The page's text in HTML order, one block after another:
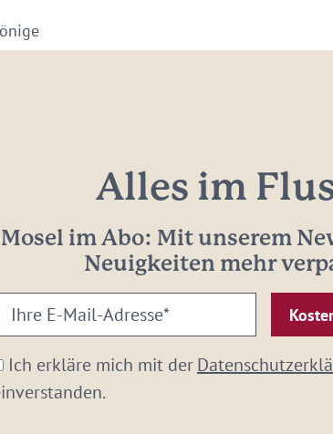
Alles im
Mosel im Abo: Mit unserem
Neuigkeiten mehr
Ihre
Ich erkläre mich mit der